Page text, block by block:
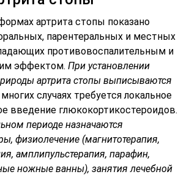
артрита стопы показано
парентеральных и местных
противовоспалительным и
эффектом.При установлении
артрита стопы выписываются
случаях требуется локальное
введение глюкокортикостероидов.
периоде назначаются
физиолечение (магнитотерапия,
амплипульстерапия, парафин,
ножные ванны), занятия лечебной